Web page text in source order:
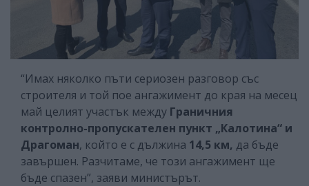
“Имах няколко пъти сериозен разговор със
строителя и той пое ангажимент до края на месец
май целият участък между Граничния
контролно-пропускателен пункт „Калотина“ и
Драгоман, който е с дължина 14,5 км, да бъде
завършен. Разчитаме, че този ангажимент ще
бъде спазен”, заяви министърът.